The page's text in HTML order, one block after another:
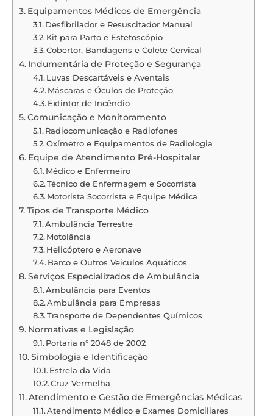
Equipamentos Médicos de Emergência
Desfibrilador e Resuscitador Manual
Kit para Parto e Estetoscópio
Cobertor, Bandagens e Colete Cervical
Indumentária de Proteção e Segurança
Luvas Descartáveis e Aventais
Máscaras e Óculos de Proteção
Extintor de Incêndio
Comunicação e Monitoramento
Radiocomunicação e Radiofones
Oxímetro e Equipamentos de Radiologia
Equipe de Atendimento Pré-Hospitalar
Médico e Enfermeiro
Técnico de Enfermagem e Socorrista
Motorista Socorrista e Equipe Médica
Tipos de Transporte Médico
Ambulância Terrestre
Motolância
Helicóptero e Aeronave
Barco e Outros Veículos Aquáticos
Serviços Especializados de Ambulância
Ambulância para Eventos
Ambulância para Empresas
Transporte de Dependentes Químicos
Normativas e Legislação
Portaria n° 2048 de 2002
Simbologia e Identificação
Estrela da Vida
Cruz Vermelha
Atendimento e Gestão de Emergências Médicas
Atendimento Médico e Exames Domiciliares